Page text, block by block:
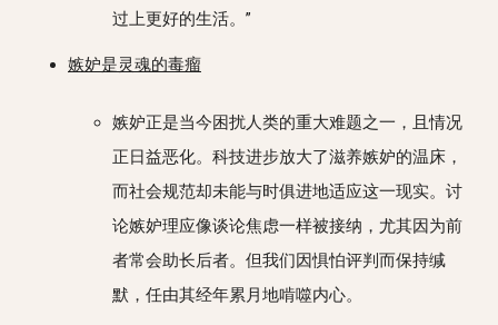
过上更好的生活。”
嫉妒是灵魂的毒瘤
嫉妒正是当今困扰人类的重大难题之一，且情况
正日益恶化。科技进步放大了滋养嫉妒的温床，
而社会规范却未能与时俱进地适应这一现实。讨
论嫉妒理应像谈论焦虑一样被接纳，尤其因为前
者常会助长后者。但我们因惧怕评判而保持缄
默，任由其经年累月地啃噬内心。